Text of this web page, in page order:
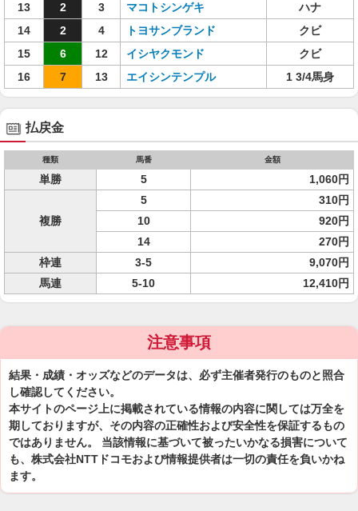
13
2 3 マコトシンゲキ
ハナ
14
2 4 トヨサンブランド
クビ
15
6 12 イシヤクモンド
クビ
16
7 13 エイシンテンプル 1 3/4馬身
払戻金
種類 馬番 金額
単勝 5 1,060円
複勝
5
310円
10
920円
14
270円
枠連
3-5
9,070円
馬連
5-10 12,410円
注意事項
結果・成績・オッズなどのデータは、必ず主催者発行のものと照合
し確認してください。
本サイトのページ上に掲載されている情報の内容に関しては万全を
期しておりますが、その内容の正確性および安全性を保証するもの
ではありません。 当該情報に基づいて被ったいかなる損害について
も、株式会社NTTドコモおよび情報提供者は一切の責任を負いかね
ます。